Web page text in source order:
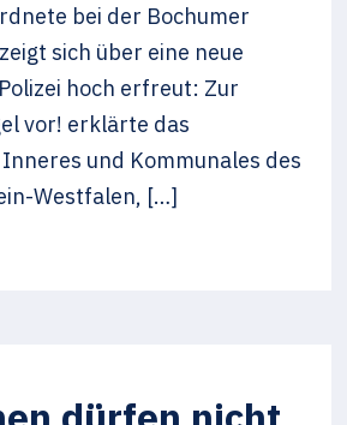
bei der Bochumer
sich über eine neue
hoch erfreut: Zur
vor! erklärte das
und Kommunales des
Westfalen, […]